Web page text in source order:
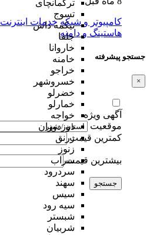
ترکمانچای
تسوج
تیکمه داش
جلفا
خاروانا
خامنه
خراجو
خسروشهر
خضرلو
خمارلو
خواجه
دوزدوزان
زرنق
زنوز
سراب
سردرود
سهند
سیس
سیه رود
شبستر
شربیان
کامپیوتر و شبکه خدمات اینترنت
هاستینگ و دامنه
جستجو پیشرفته
×
آگهی ویژه
موقعیت
کمترین قیمت
بیشترین قیمت
جستجو